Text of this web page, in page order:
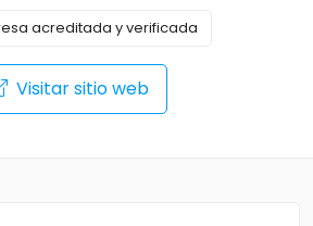
acreditada y verificada
Visitar sitio web